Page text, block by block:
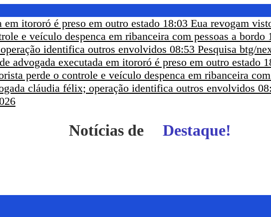
em itororó é preso em outro estado 18:03 Eua revogam
e veículo despenca em ribanceira com pessoas a bordo
identifica outros envolvidos 08:53 Pesquisa btg/
advogada executada em itororó é preso em outro estado
perde o controle e veículo despenca em ribanceira
cláudia félix; operação identifica outros envolvidos
Notícias de Destaque!